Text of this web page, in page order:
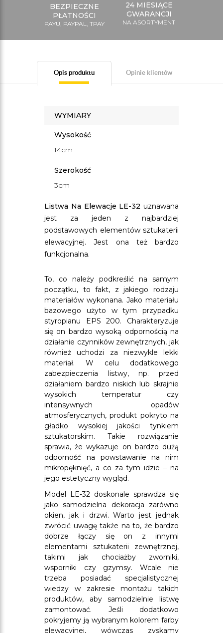
BEZPIECZNE
PŁATNOŚCI
PAYU, PAYPAL, TPAY
24 MIESIĄCE
GWARANCJI
NA ASORTYMENT
Opis produktu Opinie klientów
WYMIARY
Wysokość
14cm
Szerokość
3cm
Listwa Na Elewacje LE-32 uznawana
jest za jeden z najbardziej
podstawowych elementów sztukaterii
elewacyjnej. Jest ona też bardzo
funkcjonalna.
To, co należy podkreślić na samym
początku, to fakt, z jakiego rodzaju
materiałów wykonana. Jako materiału
bazowego użyto w tym przypadku
styropianu EPS 200. Charakteryzuje
się on bardzo wysoką odpornością na
działanie czynników zewnętrznych, jak
również uchodzi za niezwykle lekki
materiał. W celu dodatkowego
zabezpieczenia listwy, np. przed
działaniem bardzo niskich lub skrajnie
wysokich temperatur czy
intensywnych opadów
atmosferycznych, produkt pokryto na
gładko wysokiej jakości tynkiem
sztukatorskim. Takie rozwiązanie
sprawia, że wykazuje on bardzo dużą
odporność na powstawanie na nim
mikropęknięć, a co za tym idzie – na
jego estetyczny wygląd.
Model LE-32 doskonale sprawdza się
jako samodzielna dekoracja zarówno
okien, jak i drzwi. Warto jest jednak
zwrócić uwagę także na to, że bardzo
dobrze łączy się on z innymi
elementami sztukaterii zewnętrznej,
takimi jak chociażby zworniki,
wsporniki czy gzymsy. Wcale nie
trzeba posiadać specjalistycznej
wiedzy w zakresie montażu takich
produktów, aby samodzielnie listwę
zamontować. Jeśli dodatkowo
pokryjemy ją wybranym kolorem farby
elewacyjnej, wówczas zyskamy